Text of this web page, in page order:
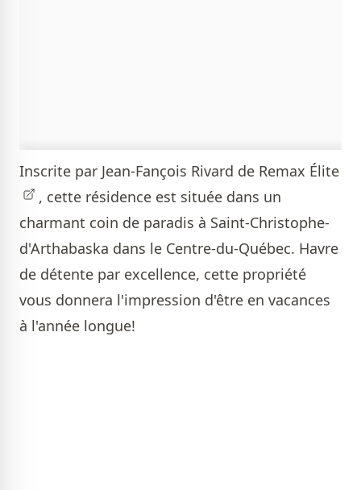
Inscrite par Jean-Fançois Rivard de Remax Élite
, cette résidence est située dans un
charmant coin de paradis à Saint-Christophe-
d'Arthabaska dans le Centre-du-Québec. Havre
de détente par excellence, cette propriété
vous donnera l'impression d'être en vacances
à l'année longue!